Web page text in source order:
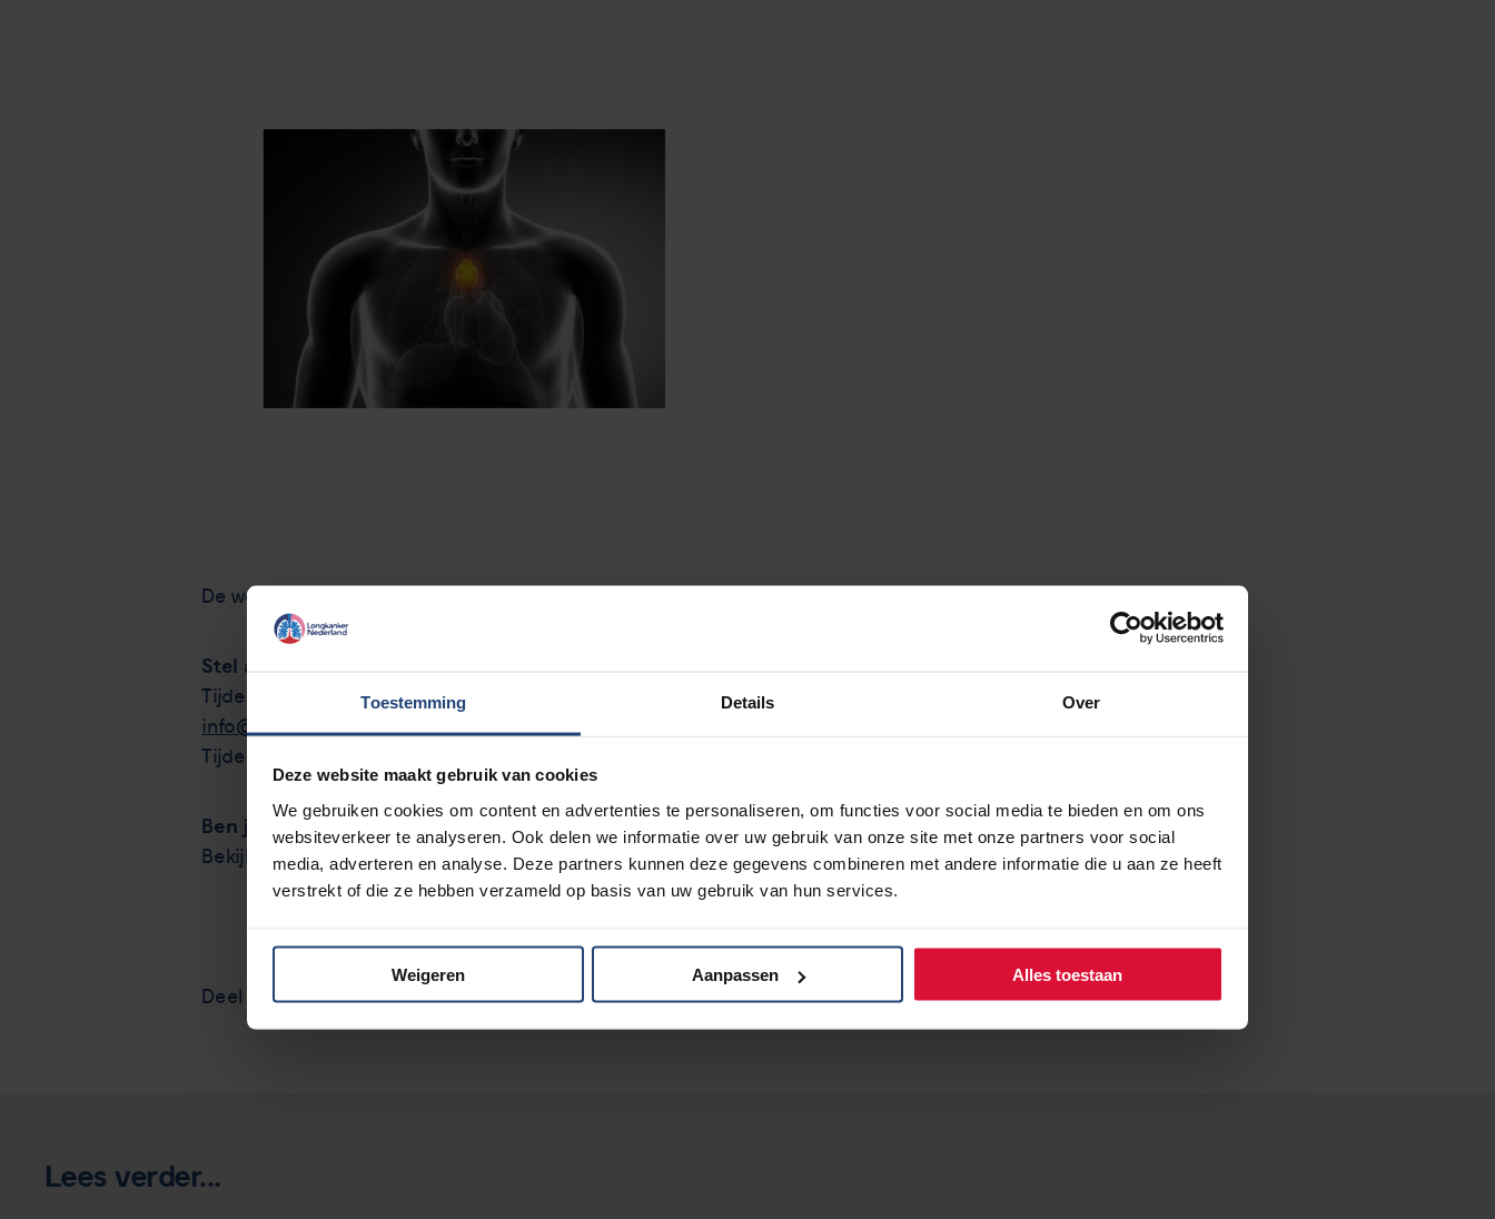
Toestemming Details Over
Deze website maakt gebruik van cookies
We gebruiken cookies om content en advertenties te personaliseren, om functies voor social media te bieden en om ons
websiteverkeer te analyseren. Ook delen we informatie over uw gebruik van onze site met onze partners voor social
media, adverteren en analyse. Deze partners kunnen deze gegevens combineren met andere informatie die u aan ze heeft
verstrekt of die ze hebben verzameld op basis van uw gebruik van hun services.
Weigeren Aanpassen Alles toestaan
De webinar is via YouTube te zien via www.longkankernederland.nl en start om 14:00 uur.
Stel alvast jouw vraag
Tijdens de webinar beantwoorden we zoveel mogelijk vragen van kijkers. Heb je een vraag? Stel deze dan alvast via
info@longkankernederland.nl
Tijdens de uitzending is het ook mogelijk om jouw vraag via de chatfunctie van het YouTube-kanaal te stellen.
Ben je erbij?
Bekijk het programma enmeld je aanvoor de webinar op 10 november 2023.
Deel via
Lees verder...